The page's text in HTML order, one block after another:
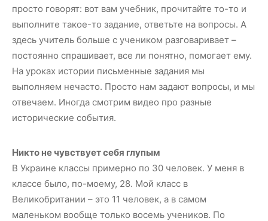
просто говорят: вот вам учебник, прочитайте то-то и
выполните такое-то задание, ответьте на вопросы. А
здесь учитель больше с учеником разговаривает –
постоянно спрашивает, все ли понятно, помогает ему.
На уроках истории письменные задания мы
выполняем нечасто. Просто нам задают вопросы, и мы
отвечаем. Иногда смотрим видео про разные
исторические события.
Никто не чувствует себя глупым
В Украине классы примерно по 30 человек. У меня в
классе было, по-моему, 28. Мой класс в
Великобритании – это 11 человек, а в самом
маленьком вообще только восемь учеников. По